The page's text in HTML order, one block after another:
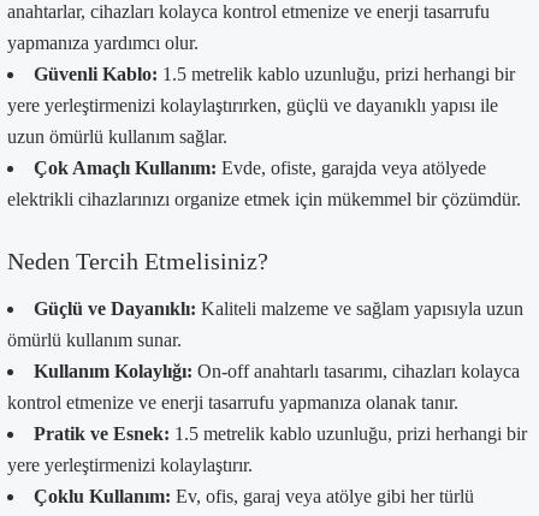
anahtarlar, cihazları kolayca kontrol etmenize ve enerji tasarrufu
yapmanıza yardımcı olur.
Güvenli Kablo: 1.5 metrelik kablo uzunluğu, prizi herhangi bir
yere yerleştirmenizi kolaylaştırırken, güçlü ve dayanıklı yapısı ile
uzun ömürlü kullanım sağlar.
Çok Amaçlı Kullanım: Evde, ofiste, garajda veya atölyede
elektrikli cihazlarınızı organize etmek için mükemmel bir çözümdür.
Neden Tercih Etmelisiniz?
Güçlü ve Dayanıklı: Kaliteli malzeme ve sağlam yapısıyla uzun
ömürlü kullanım sunar.
Kullanım Kolaylığı: On-off anahtarlı tasarımı, cihazları kolayca
kontrol etmenize ve enerji tasarrufu yapmanıza olanak tanır.
Pratik ve Esnek: 1.5 metrelik kablo uzunluğu, prizi herhangi bir
yere yerleştirmenizi kolaylaştırır.
Çoklu Kullanım: Ev, ofis, garaj veya atölye gibi her türlü